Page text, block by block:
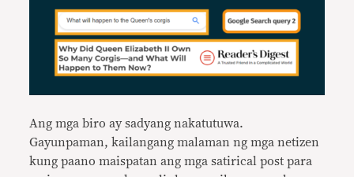
Ang mga biro ay sadyang nakatutuwa.
Gayunpaman, kailangang malaman ng mga netizen
kung paano maispatan ang mga satirical post para